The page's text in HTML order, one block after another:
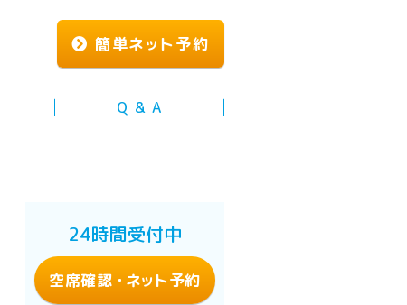
簡単ネッ ト予約
Q & A
24時間受付中
空席確認 ・ネット予約